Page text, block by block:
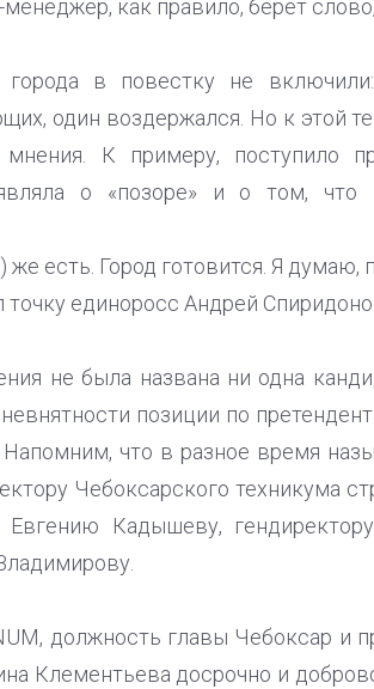
менеджер, как правило, берёт
в повестку не
один воздержался. Но к этой
мнения. К примеру, поступило
о «позоре» и о том, что
есть. Город готовится. Я
единоросс Андрей
не была названа ни одна
позиции по
Напомним, что в разное время
Чебоксарского техникума
Кадышеву,
должность главы Чебоксар и
Клементьева досрочно и